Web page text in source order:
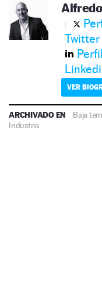
Twitter
VER
ARCHIVADO EN Baja
Industria